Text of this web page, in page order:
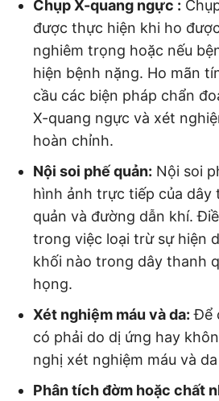
Chụp X-quang ngực :
được thực hiện khi ho
nghiêm trọng hoặc nếu
hiện bệnh nặng. Ho mãn
cầu các biện pháp chẩn
X-quang ngực và xét
hoàn chỉnh.
Nội soi phế quản: Nội soi
hình ảnh trực tiếp của dây
quản và đường dẫn khí.
trong việc loại trừ sự hiện
khối nào trong dây thanh
họng.
Xét nghiệm máu và da: Để
có phải do dị ứng hay
nghị xét nghiệm máu và
Phân tích đờm hoặc chất